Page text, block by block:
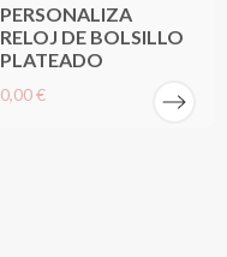
PERSONALIZA
RELOJ DE BOLSILLO
PLATEADO
0,00 €